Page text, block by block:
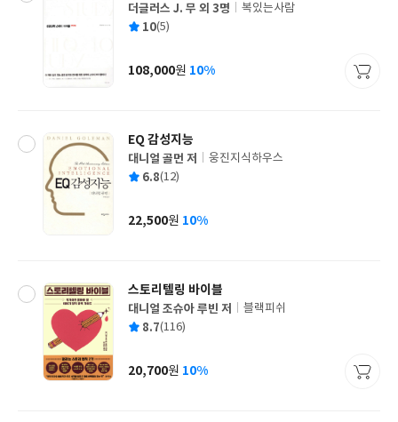
글
쓴
더글러스 J. 무 외 3명
출
사
복있는사람
평 10(5)
가
108,000원 10%
EQ 감성지능
글
쓴
대니얼 골먼 저
출
사
웅진지식하우스
평 6.8(12)
가
22,500원 10%
스토리텔링 바이블
글
쓴
대니얼 조슈아 루빈 저
출
사
블랙피쉬
평 8.7(116)
가
20,700원 10%